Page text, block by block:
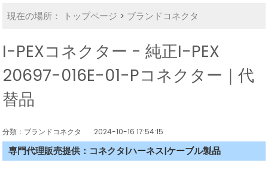
現在の場所： トップページ > ブランドコネクタ
I-PEXコネクター - 純正I-PEX
20697-016E-01-Pコネクター｜代
替品
分類：ブランドコネクタ 2024-10-16 17:54:15
専門代理販売提供：コネクタ|ハーネス|ケーブル製品